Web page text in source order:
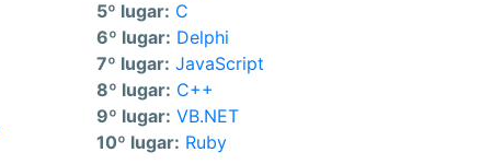
5º lugar: C
6º lugar: Delphi
7º lugar: JavaScript
8º lugar: C++
9º lugar: VB.NET
10º lugar: Ruby